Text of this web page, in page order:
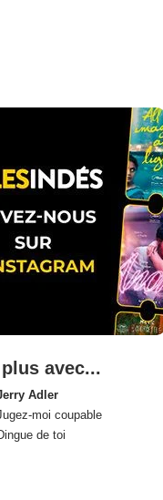
avec...
Adler
moi coupable
de toi